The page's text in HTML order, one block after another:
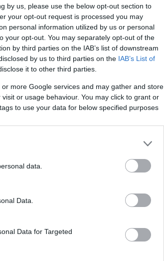
by us, please use the below opt-out section to
your opt-out request is processed you may
personal information utilized by us or personal
your opt-out. You may separately opt-out of the
by third parties on the IAB’s list of downstream
by us to third parties on the IAB’s List of
it to other third parties.
more Google services and may gather and store
or usage behaviour. You may click to grant or
to use your data for below specified purposes
data.
Data.
Data for Targeted
μαχόμενος και
το μέλλον